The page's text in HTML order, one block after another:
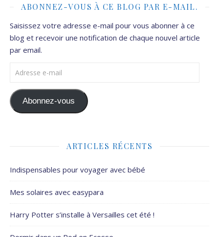
ABONNEZ-VOUS À CE BLOG PAR E-MAIL.
Saisissez votre adresse e-mail pour vous abonner à ce
blog et recevoir une notification de chaque nouvel article
par email.
Adresse e-mail
Abonnez-vous
ARTICLES RÉCENTS
Indispensables pour voyager avec bébé
Mes solaires avec easypara
Harry Potter s’installe à Versailles cet été !